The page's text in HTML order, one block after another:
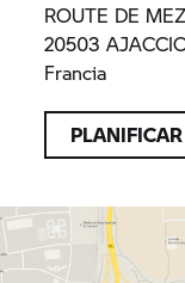
ROUTE DE
20503
Francia